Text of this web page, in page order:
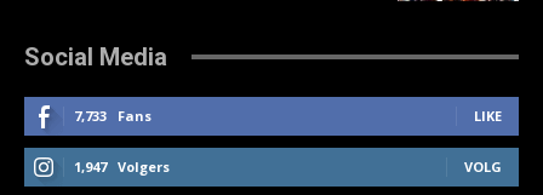
Social Media
7,733 Fans LIKE
1,947 Volgers VOLG